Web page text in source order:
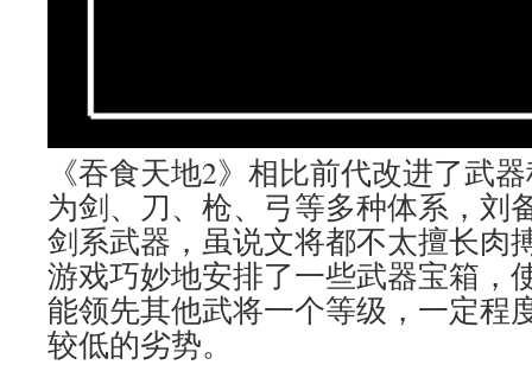
《吞食天地2》相比前代改进了武
为剑、刀、枪、弓等多种体系，刘
剑系武器，虽说文将都不太擅长肉
游戏巧妙地安排了一些武器宝箱，
能领先其他武将一个等级，一定程
较低的劣势。